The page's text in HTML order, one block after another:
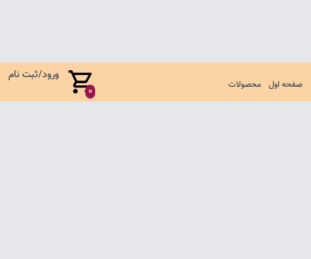
صفحه اول محصولات 0
ورود/ثبت نام